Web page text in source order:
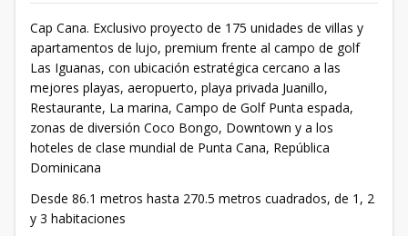
Cap Cana. Exclusivo proyecto de 175 unidades de villas y
apartamentos de lujo, premium frente al campo de golf
Las Iguanas, con ubicación estratégica cercano a las
mejores playas, aeropuerto, playa privada Juanillo,
Restaurante, La marina, Campo de Golf Punta espada,
zonas de diversión Coco Bongo, Downtown y a los
hoteles de clase mundial de Punta Cana, República
Dominicana
Desde 86.1 metros hasta 270.5 metros cuadrados, de 1, 2
y 3 habitaciones